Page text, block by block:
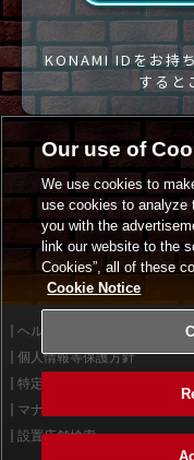
KONAMI IDをお持
すると
ヘルプ
個人情報等保護方針
特定商取引法に基づく表示
マナー＆ルール
設置店舗検索
Our use of
We use cookies to
use cookies to analyze
you with the
link our website to the
Cookies”, all of these
Cookie Notice